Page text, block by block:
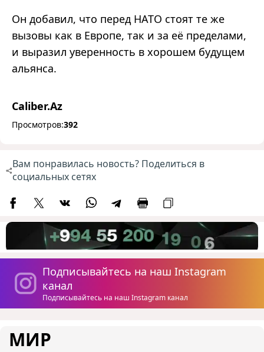
Он добавил, что перед НАТО стоят те же
вызовы как в Европе, так и за её пределами,
и выразил уверенность в хорошем будущем
альянса.
Caliber.Az
Просмотров:392
Вам понравилась новость? Поделиться в
социальных сетях
Подписывайтесь на наш Instagram
канал
Подписывайтесь на наш Instagram канал
МИР